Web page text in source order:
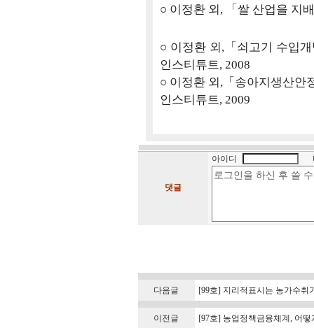
○ 이정환 외, 「쌀 산업을 지
○ 이정환 외,「쇠고기 수입
인스티튜트, 2008
○ 이정환 외,「송아지생산안
인스티튜트, 2009
댓글
아이디
다음글 [99호] 지리적표시는 농가수취
이전글 [97호] 농업정책금융체계, 어떻